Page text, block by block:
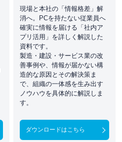
現場と本社の「情報格差」解
消へ。PCを持たない従業員へ
確実に情報を届ける「社内ア
プリ活用」を詳しく解説した
資料です。
製造・建設・サービス業の改
善事例や、情報が届かない構
造的な原因とその解決策ま
で、組織の一体感を生み出す
ノウハウを具体的に解説しま
す。
ダウンロードはこちら